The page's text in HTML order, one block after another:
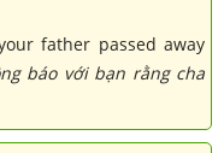
father passed away
báo với bạn rằng cha